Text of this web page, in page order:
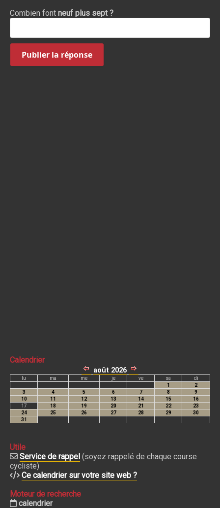
Combien font neuf plus sept ?
Publier la réponse
Calendrier
Utile
Service de rappel (soyez rappelé de chaque course
cycliste)
Ce calendrier sur votre site web ?
Moteur de recherche
calendrier